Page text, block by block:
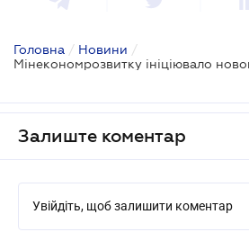
Головна / Новини /
Залиште коментар
Увійдіть, щоб залишити коментар